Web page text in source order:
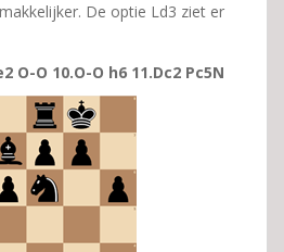
De optie Ld3 ziet er
O-O 10.O-O h6 11.Dc2 Pc5N